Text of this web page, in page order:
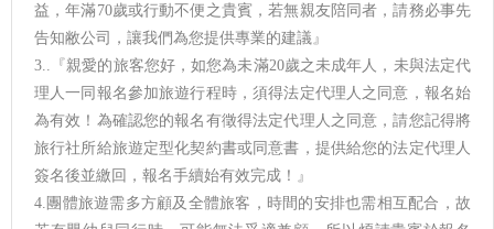
益，年滿70歲或行動不便之貴賓，若無親友陪同者，請務必事先
告知敝公司，讓我們為您提供專業的建議』
3..『親愛的旅客您好，如您為未滿20歲之未成年人，未與法定代
理人一同報名參加旅遊行程時，須得法定代理人之同意，報名始
為有效！為確認您的報名有徵得法定代理人之同意，請您記得將
旅行社所給旅遊定型化契約書或同意書，提供給您的法定代理人
簽名後並繳回，報名手續始有效完成！』
4.團體旅遊需多方顧及全體旅客，時間的安排也需相互配合，故